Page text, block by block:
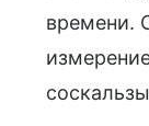
времени.